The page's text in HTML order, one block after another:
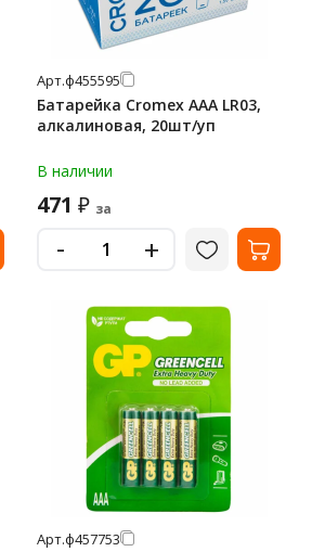
Арт.ф455595
Батарейка Cromex AAA LR03,
алкалиновая, 20шт/уп
В наличии
471 ₽ за
- +
Арт.ф457753